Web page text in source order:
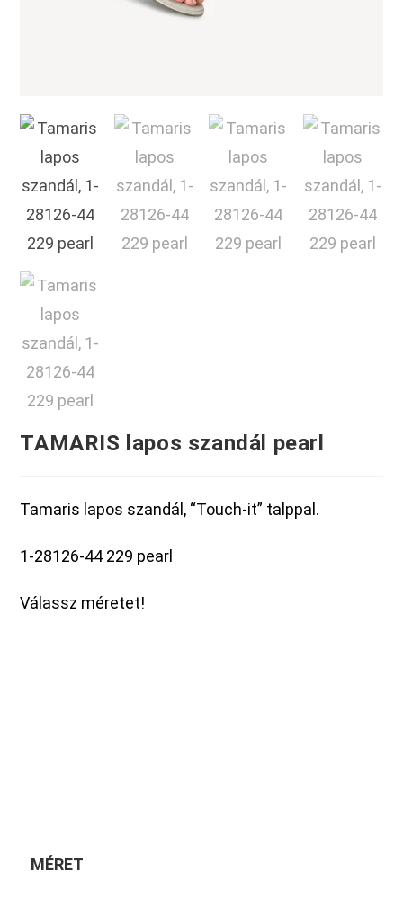
TAMARIS lapos szandál pearl
Tamaris lapos szandál, “Touch-it” talppal.
1-28126-44 229 pearl
Válassz méretet!
MÉRET